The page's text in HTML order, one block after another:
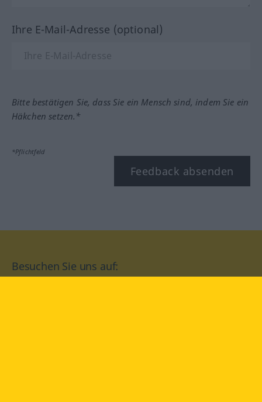
Ihre E-Mail-Adresse (optional)
Bitte bestätigen Sie, dass Sie ein Mensch sind, indem Sie ein
Häkchen setzen.*
*Pflichtfeld
Feedback absenden
Besuchen Sie uns auf: